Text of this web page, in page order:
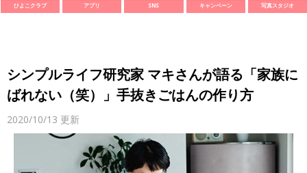
ひよこクラブ アプリ SNS キャンペーン 写真スタジオ
シンプルライフ研究家 マキさんが語る「家族に
ばれない（笑）」手抜きごはんの作り方
2020/10/13 更新